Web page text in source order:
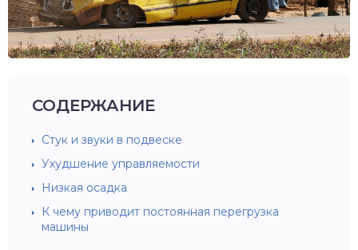
СОДЕРЖАНИЕ
Стук и звуки в подвеске
Ухудшение управляемости
Низкая осадка
К чему приводит постоянная перегрузка
машины